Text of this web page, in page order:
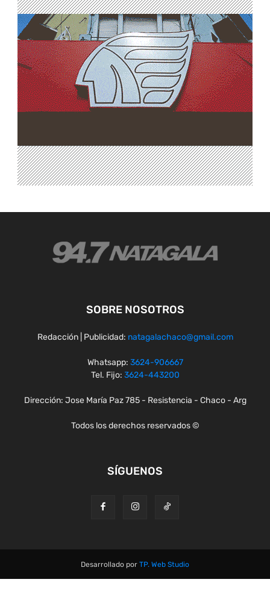
SOBRE NOSOTROS
Redacción | Publicidad: natagalachaco@gmail.com
Whatsapp: 3624-906667
Tel. Fijo: 3624-443200
Dirección: Jose María Paz 785 - Resistencia - Chaco - Arg
Todos los derechos reservados ©
SÍGUENOS
Desarrollado por TP. Web Studio